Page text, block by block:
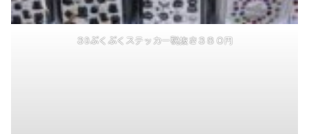
３Dぷくぷくステッカー税抜き３８０円